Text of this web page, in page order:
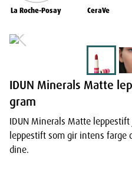
La Roche-Posay CeraVe
IDUN Minerals Matte
gram
IDUN Minerals Matte leppestift
leppestift som gir intens
dine.